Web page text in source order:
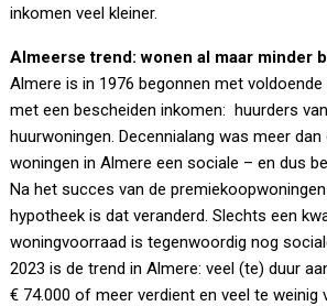
inkomen veel kleiner.
Almeerse trend: wonen al maar minder
Almere is in 1976 begonnen met
met een bescheiden inkomen: huurders
huurwoningen. Decennialang was meer
woningen in Almere een sociale – en dus
Na het succes van de
hypotheek is dat veranderd. Slechts een
woningvoorraad is tegenwoordig nog
2023 is de trend in Almere: veel (te) duur
€ 74.000 of meer verdient en veel te weinig